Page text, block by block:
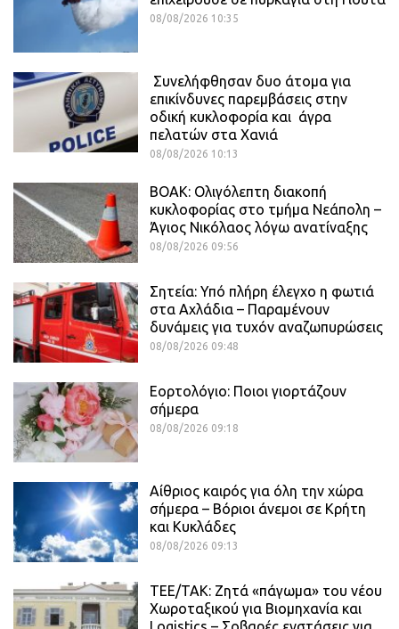
08/08/2026 10:35
Συνελήφθησαν δυο άτομα για
επικίνδυνες παρεμβάσεις στην
οδική κυκλοφορία και άγρα
πελατών στα Χανιά
08/08/2026 10:13
ΒΟΑΚ: Ολιγόλεπτη διακοπή
κυκλοφορίας στο τμήμα Νεάπολη –
Άγιος Νικόλαος λόγω ανατίναξης
08/08/2026 09:56
Σητεία: Υπό πλήρη έλεγχο η φωτιά
στα Αχλάδια – Παραμένουν
δυνάμεις για τυχόν αναζωπυρώσεις
08/08/2026 09:48
Εορτολόγιο: Ποιοι γιορτάζουν
σήμερα
08/08/2026 09:18
Αίθριος καιρός για όλη την χώρα
σήμερα – Βόριοι άνεμοι σε Κρήτη
και Κυκλάδες
08/08/2026 09:13
ΤΕΕ/ΤΑΚ: Ζητά «πάγωμα» του νέου
Χωροταξικού για Βιομηχανία και